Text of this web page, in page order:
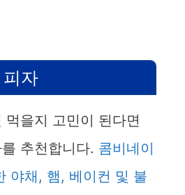
자
먹을지 고민이 된다면
추천합니다. 콤비네이
야채, 햄, 베이컨 및 불